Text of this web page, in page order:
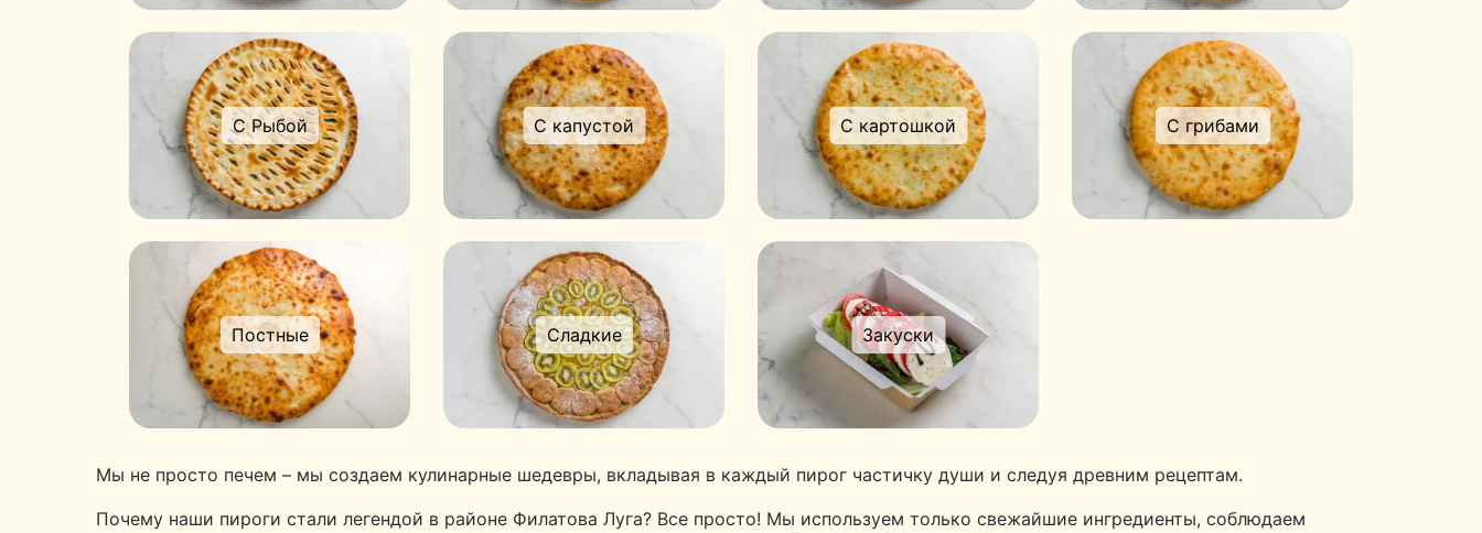
С Рыбой С капустой С картошкой С грибами
Постные Сладкие Закуски
Мы не просто печем – мы создаем кулинарные шедевры, вкладывая в каждый пирог частичку души и следуя древним рецептам.
Почему наши пироги стали легендой в районе Филатова Луга? Все просто! Мы используем только свежайшие ингредиенты, соблюдаем